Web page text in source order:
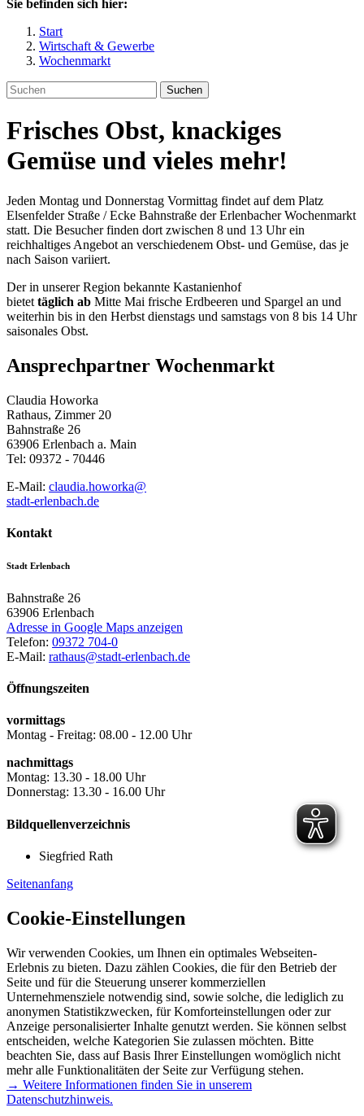
Sie befinden sich hier:
Start
Wirtschaft & Gewerbe
Wochenmarkt
Suchen
Frisches Obst, knackiges
Gemüse und vieles mehr!
Jeden Montag und Donnerstag Vormittag findet auf dem Platz
Elsenfelder Straße / Ecke Bahnstraße der Erlenbacher Wochenmarkt
statt. Die Besucher finden dort zwischen 8 und 13 Uhr ein
reichhaltiges Angebot an verschiedenem Obst- und Gemüse, das je
nach Saison variiert.
Der in unserer Region bekannte Kastanienhof
bietet täglich ab Mitte Mai frische Erdbeeren und Spargel an und
weiterhin bis in den Herbst dienstags und samstags von 8 bis 14 Uhr
saisonales Obst.
Ansprechpartner Wochenmarkt
Claudia Howorka
Rathaus, Zimmer 20
Bahnstraße 26
63906 Erlenbach a. Main
Tel: 09372 - 70446
E-Mail: claudia.howorka@
stadt-erlenbach.de
Kontakt
Stadt Erlenbach
Bahnstraße 26
63906 Erlenbach
Adresse in Google Maps anzeigen
Telefon: 09372 704-0
E-Mail: rathaus@stadt-erlenbach.de
Öffnungszeiten
vormittags
Montag - Freitag: 08.00 - 12.00 Uhr
nachmittags
Montag: 13.30 - 18.00 Uhr
Donnerstag: 13.30 - 16.00 Uhr
Bildquellenverzeichnis
Siegfried Rath
Seitenanfang
Cookie-Einstellungen
Wir verwenden Cookies, um Ihnen ein optimales Webseiten-
Erlebnis zu bieten. Dazu zählen Cookies, die für den Betrieb der
Seite und für die Steuerung unserer kommerziellen
Unternehmensziele notwendig sind, sowie solche, die lediglich zu
anonymen Statistikzwecken, für Komforteinstellungen oder zur
Anzeige personalisierter Inhalte genutzt werden. Sie können selbst
entscheiden, welche Kategorien Sie zulassen möchten. Bitte
beachten Sie, dass auf Basis Ihrer Einstellungen womöglich nicht
mehr alle Funktionalitäten der Seite zur Verfügung stehen.
→ Weitere Informationen finden Sie in unserem
Datenschutzhinweis.